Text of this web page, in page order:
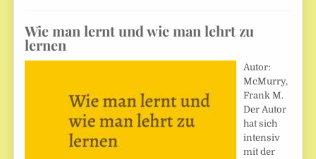
Wie man lernt und wie man lehrt zu
lernen
Autor:
McMurry,
Frank M.
Der Autor
hat sich
intensiv
mit der